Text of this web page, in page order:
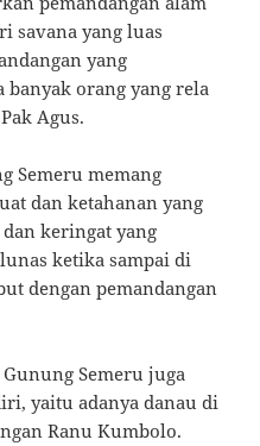
savana yang luas
yang
orang yang rela
Agus.
Semeru memang
dan ketahanan yang
keringat yang
ketika sampai di
dengan pemandangan
Semeru juga
yaitu adanya danau di
Ranu Kumbolo.